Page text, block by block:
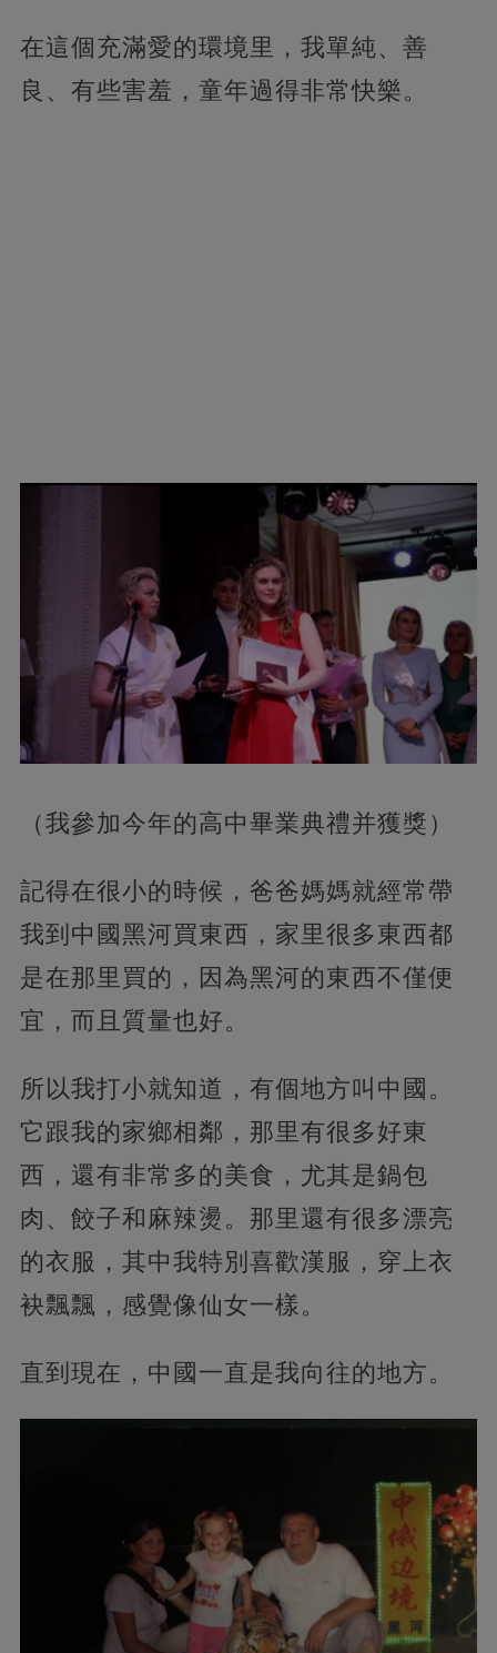
在這個充滿愛的環境里，我單純、善
良、有些害羞，童年過得非常快樂。
（我參加今年的高中畢業典禮并獲獎）
記得在很小的時候，爸爸媽媽就經常帶
我到中國黑河買東西，家里很多東西都
是在那里買的，因為黑河的東西不僅便
宜，而且質量也好。
所以我打小就知道，有個地方叫中國。
它跟我的家鄉相鄰，那里有很多好東
西，還有非常多的美食，尤其是鍋包
肉、餃子和麻辣燙。那里還有很多漂亮
的衣服，其中我特別喜歡漢服，穿上衣
袂飄飄，感覺像仙女一樣。
直到現在，中國一直是我向往的地方。